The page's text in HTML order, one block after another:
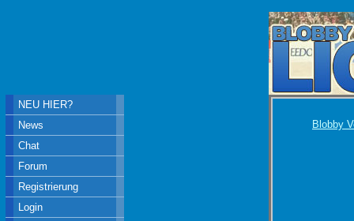
Blobby
NEU HIER?
News
Chat
Forum
Registrierung
Login